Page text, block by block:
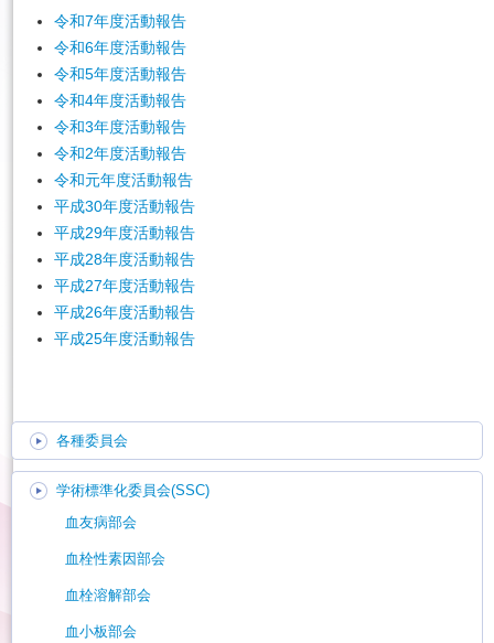
リンク
令和7年度活動報告
令和6年度活動報告
令和5年度活動報告
令和4年度活動報告
令和3年度活動報告
令和2年度活動報告
令和元年度活動報告
平成30年度活動報告
平成29年度活動報告
平成28年度活動報告
平成27年度活動報告
平成26年度活動報告
平成25年度活動報告
各種委員会
学術標準化委員会(SSC)
血友病部会
血栓性素因部会
血栓溶解部会
血小板部会